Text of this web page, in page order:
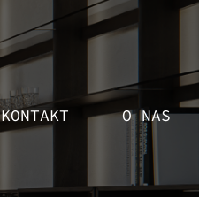
KONTAKT O NAS